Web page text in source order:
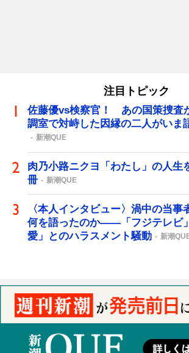
注目トピック
佐藤優vs検察官！ あの国策捜査
調室で対峙した因縁の二人がいま
新潮QUE
肉乃小路ニクヨ「わたし」の人生
冊
新潮QUE
〈本人インタビュー〉渦中の当事
何を語ったのか――「フジテレビ
愛」とのハラスメント騒動
新潮